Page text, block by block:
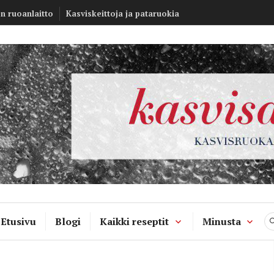
ruoanlaitto Kasviskeittoja ja pataruokia
Kasvisannos –
Etusivu Blogi Kaikki reseptit Minusta